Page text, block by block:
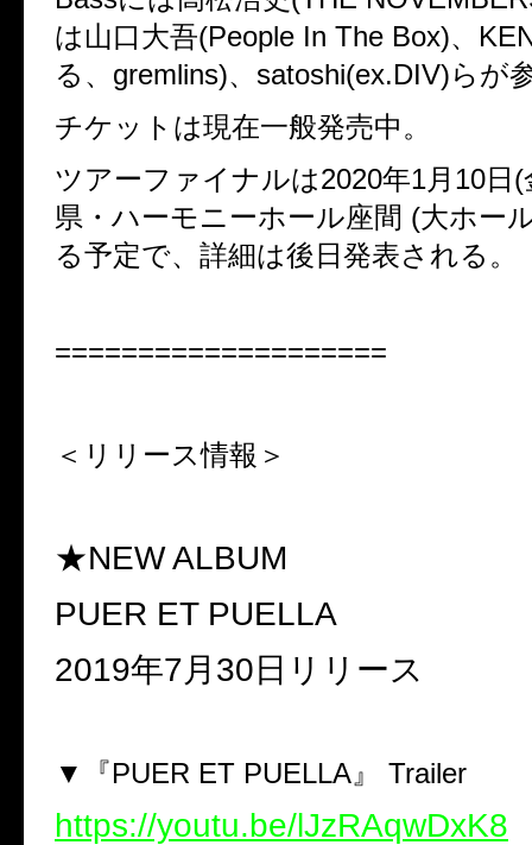
は山口大吾(People In The Box)、
る、 gremlins)、 satoshi(ex.DIV)らが
チケットは現在一般発売中。
ツアーファイナルは2020年1月10日(
県・ハーモニーホール座間 (大ホー
る予定で、詳細は後日発表される。
====================
＜リリース情報＞
★NEW ALBUM
PUER ET PUELLA
2019年7月 30 日リリース
▼『PUER ET PUELLA 』 Trailer
https://youtu.be/lJzRAqwDxK8